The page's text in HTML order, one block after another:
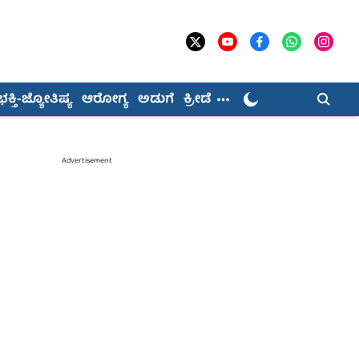
ಜ್ಯೋತಿಷ್ಯ ಆರೋಗ್ಯ ಅಡುಗೆ ಕ್ರೀಡೆ
Advertisement